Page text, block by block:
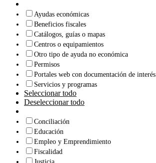
Ayudas económicas
Beneficios fiscales
Catálogos, guías o mapas
Centros o equipamientos
Otro tipo de ayuda no económica
Permisos
Portales web con documentación de interés
Servicios y programas
Seleccionar todo
Deseleccionar todo
Conciliación
Educación
Empleo y Emprendimiento
Fiscalidad